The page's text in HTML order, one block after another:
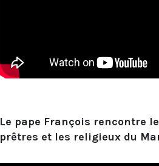
Le pape François rencontre
prêtres et les religieux du